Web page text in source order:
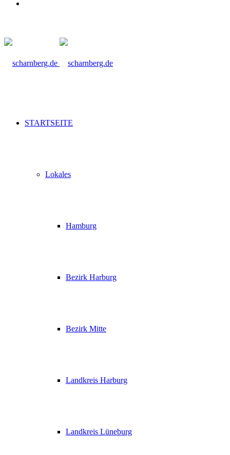
STARTSEITE
Lokales
Hamburg
Bezirk Harburg
Bezirk Mitte
Landkreis Harburg
Landkreis Lüneburg